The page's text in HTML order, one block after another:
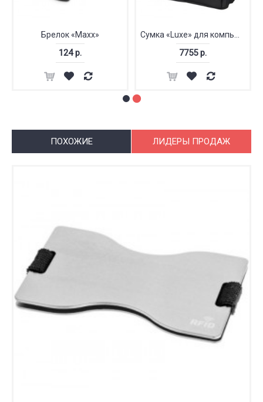
Брелок «Maxx»
124 р. 7755 р.
ПОХОЖИЕ ЛИДЕРЫ ПРОДАЖ